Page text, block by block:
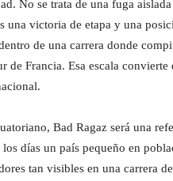
No se trata de una fuga
una victoria de etapa y una
de una carrera donde
de Francia. Esa escala convierte
Bad Ragaz será una
días un país pequeño en
tan visibles en una carrera